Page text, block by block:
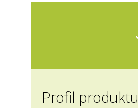
Profil produktu